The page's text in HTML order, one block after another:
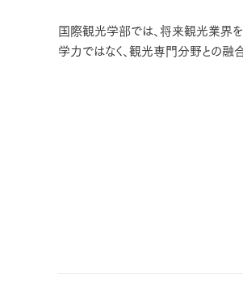
国際観光学部では、将来観光業界
学力ではなく、観光専門分野との融